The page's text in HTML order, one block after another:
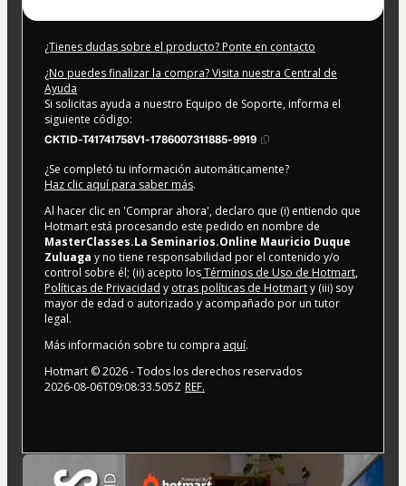
¿Tienes dudas sobre el producto? Ponte en contacto
¿No puedes finalizar la compra? Visita nuestra Central de
Ayuda
Si solicitas ayuda a nuestro Equipo de Soporte, informa el
siguiente código:
CKTID-T41741758V1-1786007311885-9919
¿Se completó tu información automáticamente?
Haz clic aquí para saber más.
Al hacer clic en 'Comprar ahora', declaro que (i) entiendo que
Hotmart está procesando este pedido en nombre de
MasterClasses.La Seminarios.Online Mauricio Duque
Zuluaga y no tiene responsabilidad por el contenido y/o
control sobre él; (ii) acepto losTérminos de Uso de Hotmart,
Políticas de Privacidad y otras políticas de Hotmarty (iii) soy
mayor de edad o autorizado y acompañado por un tutor
legal.
Más información sobre tu compra aquí.
Hotmart ©2026- Todos los derechos reservados
2026-08-06T09:08:33.505Z REF.